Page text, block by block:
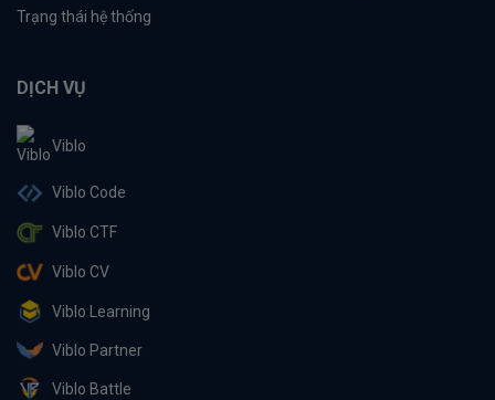
Trạng thái hệ thống
DỊCH VỤ
Viblo
Viblo Code
Viblo CTF
Viblo CV
Viblo Learning
Viblo Partner
Viblo Battle